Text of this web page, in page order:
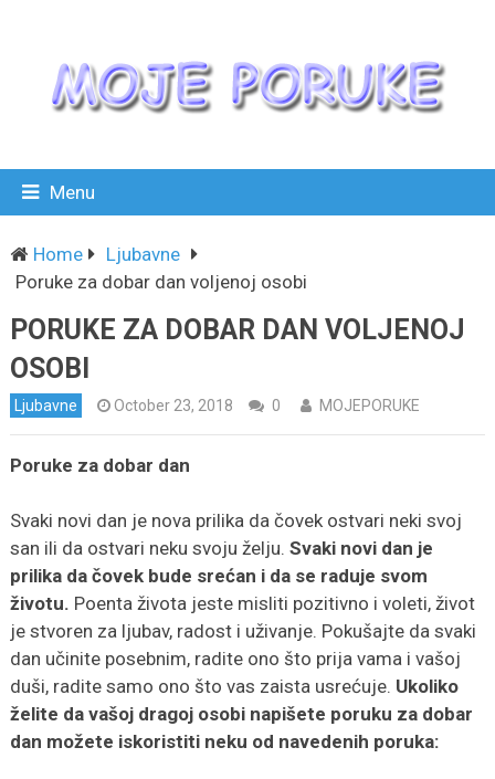
Menu
Home
Ljubavne
Poruke za dobar dan voljenoj osobi
PORUKE ZA DOBAR DAN VOLJENOJ
OSOBI
Ljubavne October 23, 2018 0 MOJEPORUKE
Poruke za dobar dan
Svaki novi dan je nova prilika da čovek ostvari neki svoj
san ili da ostvari neku svoju želju. Svaki novi dan je
prilika da čovek bude srećan i da se raduje svom
životu. Poenta života jeste misliti pozitivno i voleti, život
je stvoren za ljubav, radost i uživanje. Pokušajte da svaki
dan učinite posebnim, radite ono što prija vama i vašoj
duši, radite samo ono što vas zaista usrećuje. Ukoliko
želite da vašoj dragoj osobi napišete poruku za dobar
dan možete iskoristiti neku od navedenih poruka: